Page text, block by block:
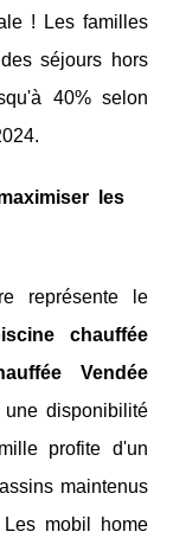
! Les familles
séjours hors
40% selon
les
représente le
chauffée
Vendée
une disponibilité
profite d'un
maintenus
mobil home